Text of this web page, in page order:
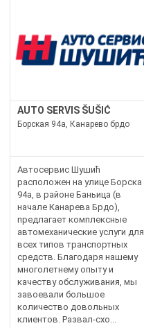
AUTO SERVIS ŠUŠIĆ
Борская 94а, Канарево брдо
Автосервис Шушић
расположен на улице Борска
94а, в районе Баньица (в
начале Канарева Брдо),
предлагает комплексные
автомеханические услуги для
всех типов транспортных
средств. Благодаря нашему
многолетнему опыту и
качеству обслуживания, мы
завоевали большое
количество довольных
клиентов. Развал-схо...